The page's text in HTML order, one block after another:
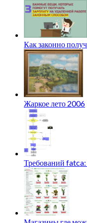
Как законно
Жаркое лето 2006
Требований fatca: